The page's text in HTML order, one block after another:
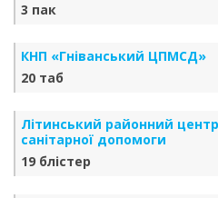
3 пак
КНП «Гніванський ЦПМСД»
20 таб
Літинський районний
санітарної допомоги
19 блістер